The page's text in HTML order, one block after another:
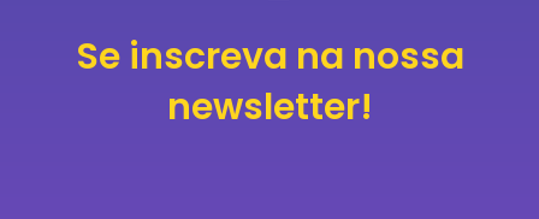
Se inscreva na nossa
newsletter!